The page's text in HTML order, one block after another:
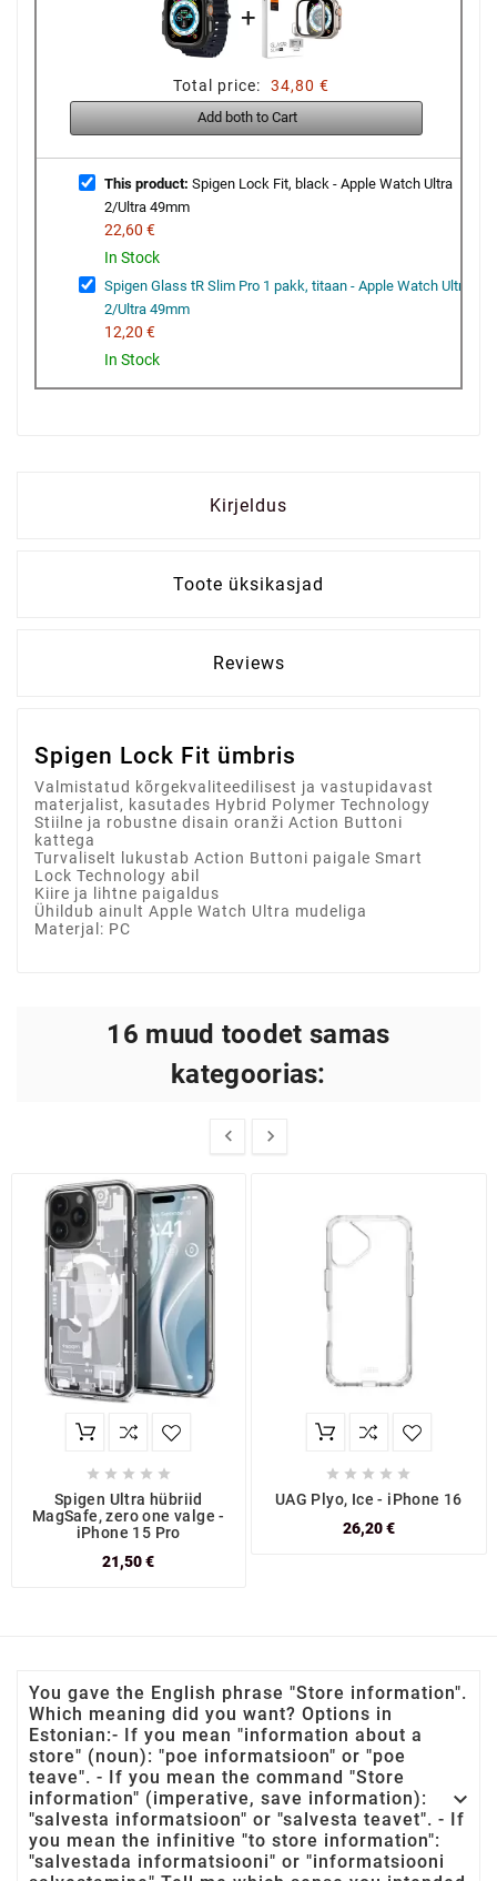
+
Total price: 34,80 €
Add both to Cart
This product: Spigen Lock Fit, black - Apple Watch Ultra
2/Ultra 49mm
22,60 €
In Stock
Spigen Glass tR Slim Pro 1 pakk, titaan - Apple Watch Ultra
2/Ultra 49mm
12,20 €
In Stock
Kirjeldus
Toote üksikasjad
Reviews
Spigen Lock Fit ümbris
Valmistatud kõrgekvaliteedilisest ja vastupidavast
materjalist, kasutades Hybrid Polymer Technology
Stiilne ja robustne disain oranži Action Buttoni
kattega
Turvaliselt lukustab Action Buttoni paigale Smart
Lock Technology abil
Kiire ja lihtne paigaldus
Ühildub ainult Apple Watch Ultra mudeliga
Materjal: PC
16 muud toodet samas
kategoorias:
 
    
Spigen Ultra hübriid
MagSafe, zero one valge -
iPhone 15 Pro
21,50 €
    
UAG Plyo, Ice - iPhone 16
26,20 €
You gave the English phrase "Store information".
Which meaning did you want? Options in
Estonian:- If you mean "information about a
store" (noun): "poe informatsioon" or "poe
teave". - If you mean the command "Store
information" (imperative, save information):
"salvesta informatsioon" or "salvesta teavet". - If
you mean the infinitive "to store information":
"salvestada informatsiooni" or "informatsiooni
